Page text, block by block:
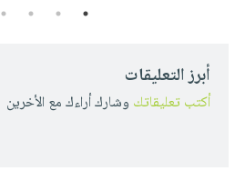
1
2
3
4
أبرز التعليقات
أكتب تعليقاتك وشارك أراءك مع الأخرين